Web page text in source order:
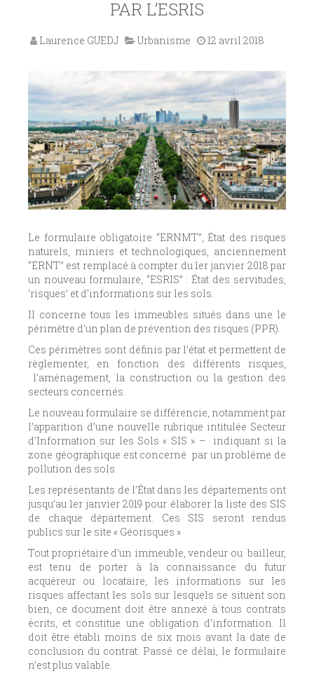
PAR L’ESRIS
Laurence GUEDJ Urbanisme 12 avril 2018
Le formulaire obligatoire “ERNMT”, État des risques
naturels, miniers et technologiques, anciennement
“ERNT” est remplacé à compter du 1er janvier 2018 par
un nouveau formulaire, “ESRIS” : État des servitudes,
’risques’ et d’informations sur les sols.
Il concerne tous les immeubles situés dans une le
périmètre d’un plan de prévention des risques (PPR).
Ces périmètres sont définis par l’état et permettent de
règlementer, en fonction des différents risques,
l’aménagement, la construction ou la gestion des
secteurs concernés.
Le nouveau formulaire se différencie, notamment par
l’apparition d’une nouvelle rubrique intitulée Secteur
d’Information sur les Sols « SIS » – indiquant si la
zone géographique est concerné par un problème de
pollution des sols.
Les représentants de l’État dans les départements ont
jusqu’au 1er janvier 2019 pour élaborer la liste des SIS
de chaque département. Ces SIS seront rendus
publics sur le site « Géorisques »
Tout propriétaire d’un immeuble, vendeur ou bailleur,
est tenu de porter à la connaissance du futur
acquéreur ou locataire, les informations sur les
risques affectant les sols sur lesquels se situent son
bien, ce document doit être annexé à tous contrats
écrits, et constitue une obligation d’information. Il
doit être établi moins de six mois avant la date de
conclusion du contrat. Passé ce délai, le formulaire
n’est plus valable.